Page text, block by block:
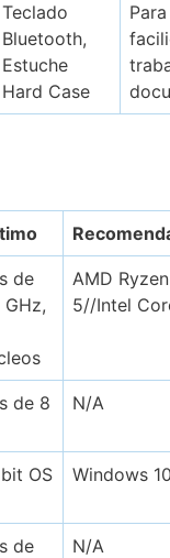
Teclado
Bluetooth,
Estuche
Hard Case
de
GHz,
AMD Ryzen
5//Intel
de 8
N/A
OS Windows
de
N/A